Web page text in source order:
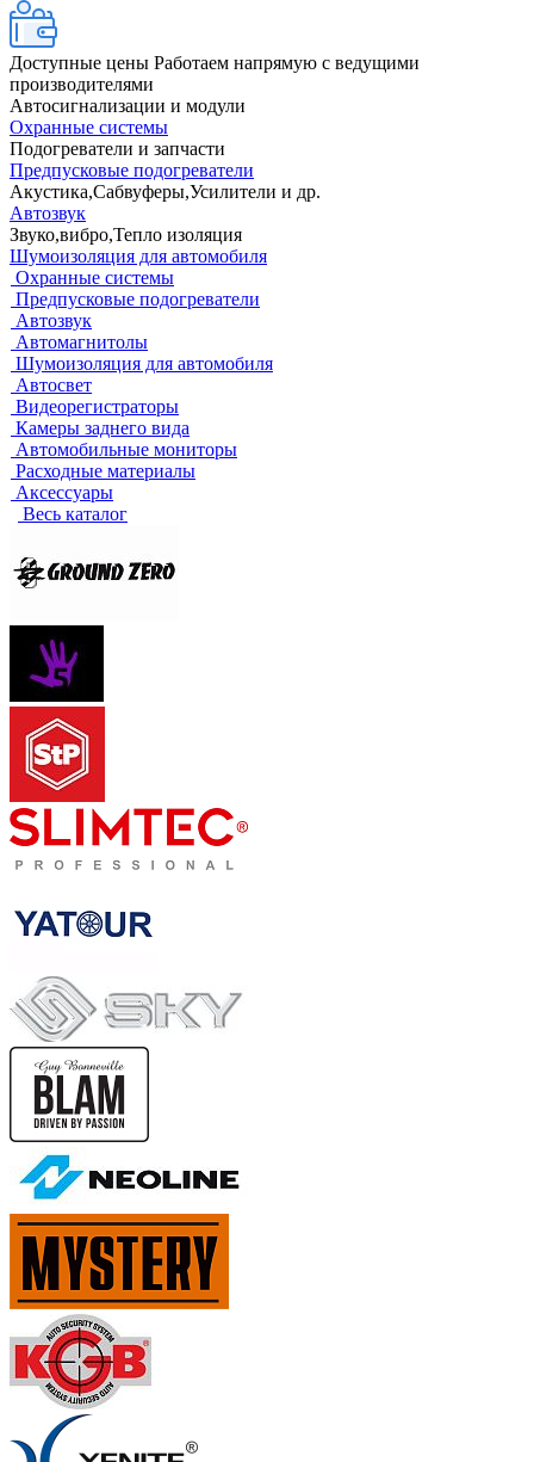
Доступные цены Работаем напрямую с ведущими
производителями
Автосигнализации и модули
Охранные системы
Подогреватели и запчасти
Предпусковые подогреватели
Акустика,Сабвуферы,Усилители и др.
Автозвук
Звуко,вибро,Тепло изоляция
Шумоизоляция для автомобиля
Охранные системы
Предпусковые подогреватели
Автозвук
Автомагнитолы
Шумоизоляция для автомобиля
Автосвет
Видеорегистраторы
Камеры заднего вида
Автомобильные мониторы
Расходные материалы
Аксессуары
Весь каталог